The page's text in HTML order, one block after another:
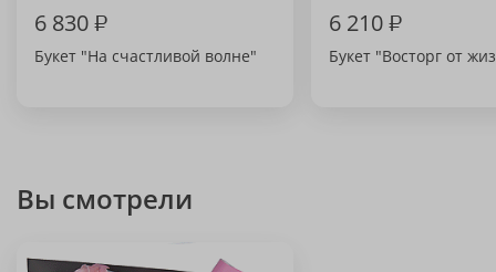
6 830₽
Букет "На счастливой волне"
6 210₽
Букет "Восторг от
Вы смотрели